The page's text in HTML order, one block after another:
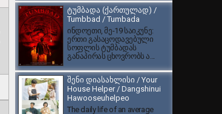
DC Comics-ის ამავე
სახელწოდების
ორიგინალური კომიქსების
სერიის ეკრანიზაცია, სადაც...
ტუმბადა (ქართულად) /
Tumbbad / Tumbada
ინდოეთი, მე-19 საიკუნე:
ერთი გასაცოდავებული
სოფლის ტუმბადას
განაპირას ცხოვრობს ა...
შენი დიასახლისი / Your
House Helper / Dangshinui
Hawooseuhelpeo
The daily life of an average